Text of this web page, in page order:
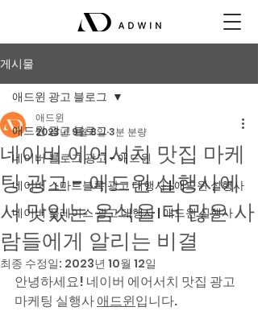
게시물
애드윈 광고 블로그
네이버 블로그 광고 - 애드윈
네이버 스마트블록 광고 대행사 | 애드윈 실행사
네이버 플레이스 광고 대행사 | 애드윈 실행사
애드윈 광고 블로그
네이버 에어서치 맛집 마케
팅 광고 - 애드윈 실행사에
서 맛있는 음식을 더 많은 사
람들에게 알리는 비결
애드윈
2023년 9월 8일3분 분량
최종 수정일: 2023년 10월 12일
안녕하세요! 네이버 에어서치 맛집 광고
마케팅 실행사 애드윈입니다.